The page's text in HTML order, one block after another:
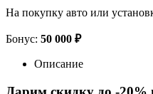
На покупку авто или
Бонус: 50 000 ₽
Описание